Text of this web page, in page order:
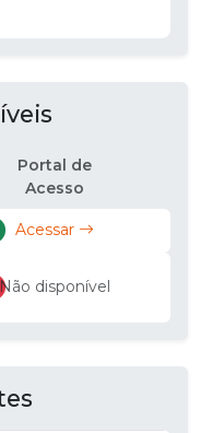
Portal de
Acesso
Acessar
Não disponível